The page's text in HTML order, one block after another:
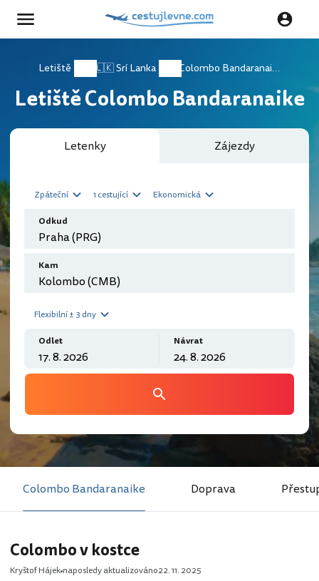
Letiště 🇱🇰 Srí Lanka Colombo Bandaranaike
Letiště Colombo Bandaranaike
Letenky Zájezdy
Zpáteční 1 cestující Ekonomická
Odkud
Kam
Flexibilní ± 3 dny
Odlet Návrat
Colombo Bandaranaike Doprava
Colombo v kostce
Kryštof Hájek naposledy aktualizováno22. 11. 2025